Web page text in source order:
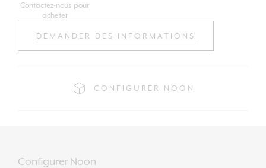
Contactez-nous pour
acheter
DEMANDER DES INFORMATIONS
CONFIGURER NOON
Configurer Noon